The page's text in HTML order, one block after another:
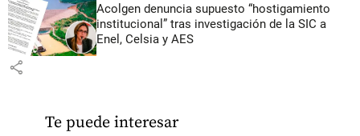
Acolgen denuncia supuesto “hostigamiento
institucional” tras investigación de la SIC a
Enel, Celsia y AES
share
Te puede interesar